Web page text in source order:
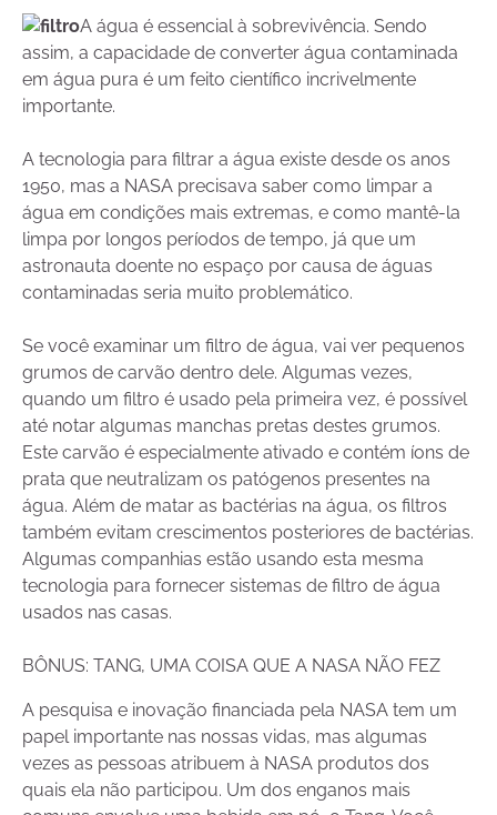
A água é essencial à sobrevivência. Sendo
assim, a capacidade de converter água contaminada
em água pura é um feito científico incrivelmente
importante.
A tecnologia para filtrar a água existe desde os anos
1950, mas a NASA precisava saber como limpar a
água em condições mais extremas, e como mantê-la
limpa por longos períodos de tempo, já que um
astronauta doente no espaço por causa de águas
contaminadas seria muito problemático.
Se você examinar um filtro de água, vai ver pequenos
grumos de carvão dentro dele. Algumas vezes,
quando um filtro é usado pela primeira vez, é possível
até notar algumas manchas pretas destes grumos.
Este carvão é especialmente ativado e contém íons de
prata que neutralizam os patógenos presentes na
água. Além de matar as bactérias na água, os filtros
também evitam crescimentos posteriores de bactérias.
Algumas companhias estão usando esta mesma
tecnologia para fornecer sistemas de filtro de água
usados nas casas.
BÔNUS: TANG, UMA COISA QUE A NASA NÃO FEZ
A pesquisa e inovação financiada pela NASA tem um
papel importante nas nossas vidas, mas algumas
vezes as pessoas atribuem à NASA produtos dos
quais ela não participou. Um dos enganos mais